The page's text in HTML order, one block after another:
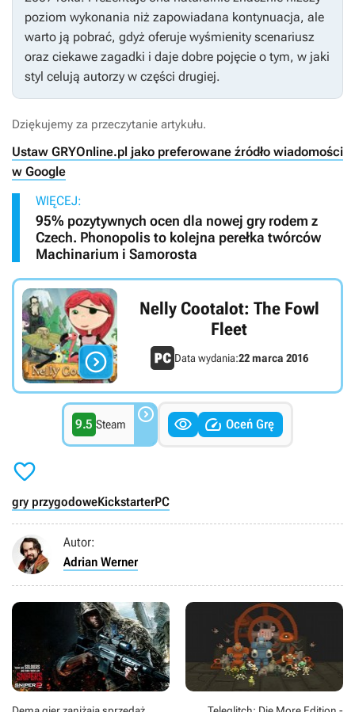
poziom wykonania niż zapowiadana kontynuacja, ale
warto ją pobrać, gdyż oferuje wyśmienity scenariusz
oraz ciekawe zagadki i daje dobre pojęcie o tym, w jaki
styl celują autorzy w części drugiej.
Dziękujemy za przeczytanie artykułu.
Ustaw GRYOnline.pl jako preferowane źródło wiadomości
w Google
WIĘCEJ:
95% pozytywnych ocen dla nowej gry rodem z
Czech. Phonopolis to kolejna perełka twórców
Machinarium i Samorosta

Nelly Cootalot: The Fowl
Fleet
Data wydania:22 marca 2016
9.5 Steam    Oceń Grę

gry przygodoweKickstarterPC
Autor:
Adrian Werner